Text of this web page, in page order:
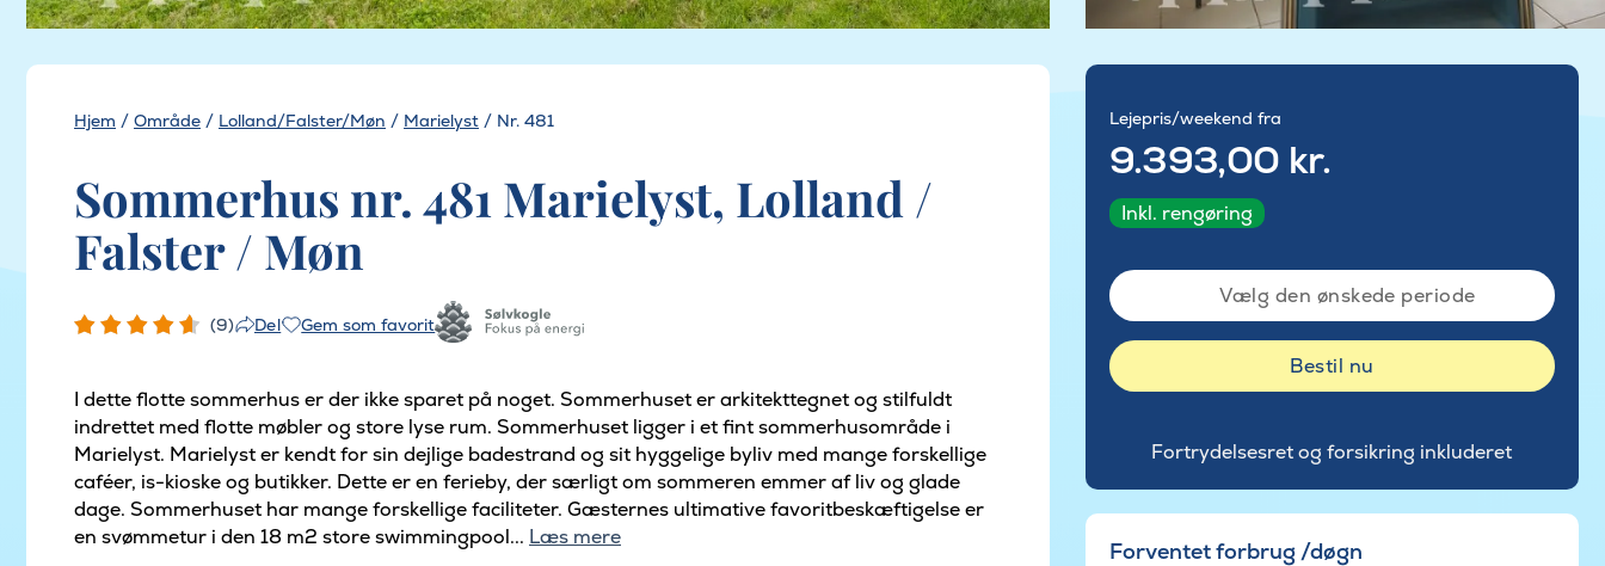
Hjem / Område / Lolland/Falster/Møn / Marielyst / Nr. 481
Sommerhus nr. 481 Marielyst, Lolland /
Falster / Møn
(9) Del Gem som favorit
I dette flotte sommerhus er der ikke sparet på noget. Sommerhuset er arkitekttegnet og stilfuldt
indrettet med flotte møbler og store lyse rum. Sommerhuset ligger i et fint sommerhusområde i
Marielyst. Marielyst er kendt for sin dejlige badestrand og sit hyggelige byliv med mange forskellige
caféer, is-kioske og butikker. Dette er en ferieby, der særligt om sommeren emmer af liv og glade
dage. Sommerhuset har mange forskellige faciliteter. Gæsternes ultimative favoritbeskæftigelse er
en svømmetur i den 18 m2 store swimmingpool... Læs mere
Lejepris/weekend fra
9.393,00 kr.
Inkl. rengøring
Vælg den ønskede periode
Bestil nu
Fortrydelsesret og forsikring inkluderet
Forventet forbrug /døgn